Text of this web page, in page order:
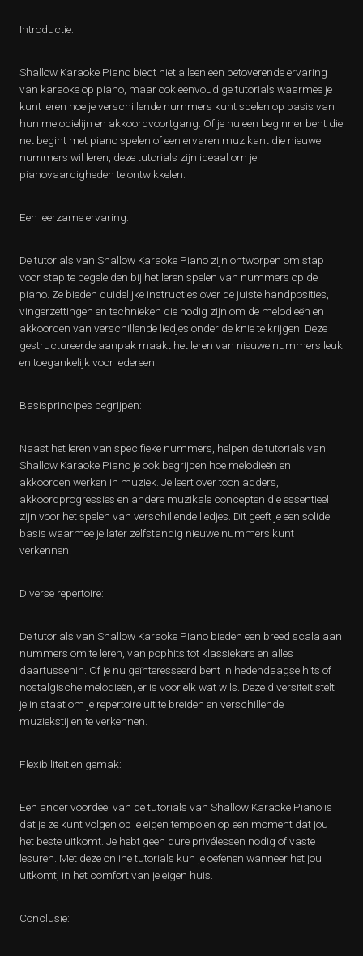
Introductie:
Shallow Karaoke Piano biedt niet alleen een betoverende ervaring
van karaoke op piano, maar ook eenvoudige tutorials waarmee je
kunt leren hoe je verschillende nummers kunt spelen op basis van
hun melodielijn en akkoordvoortgang. Of je nu een beginner bent die
net begint met piano spelen of een ervaren muzikant die nieuwe
nummers wil leren, deze tutorials zijn ideaal om je
pianovaardigheden te ontwikkelen.
Een leerzame ervaring:
De tutorials van Shallow Karaoke Piano zijn ontworpen om stap
voor stap te begeleiden bij het leren spelen van nummers op de
piano. Ze bieden duidelijke instructies over de juiste handposities,
vingerzettingen en technieken die nodig zijn om de melodieën en
akkoorden van verschillende liedjes onder de knie te krijgen. Deze
gestructureerde aanpak maakt het leren van nieuwe nummers leuk
en toegankelijk voor iedereen.
Basisprincipes begrijpen:
Naast het leren van specifieke nummers, helpen de tutorials van
Shallow Karaoke Piano je ook begrijpen hoe melodieën en
akkoorden werken in muziek. Je leert over toonladders,
akkoordprogressies en andere muzikale concepten die essentieel
zijn voor het spelen van verschillende liedjes. Dit geeft je een solide
basis waarmee je later zelfstandig nieuwe nummers kunt
verkennen.
Diverse repertoire:
De tutorials van Shallow Karaoke Piano bieden een breed scala aan
nummers om te leren, van pophits tot klassiekers en alles
daartussenin. Of je nu geïnteresseerd bent in hedendaagse hits of
nostalgische melodieën, er is voor elk wat wils. Deze diversiteit stelt
je in staat om je repertoire uit te breiden en verschillende
muziekstijlen te verkennen.
Flexibiliteit en gemak:
Een ander voordeel van de tutorials van Shallow Karaoke Piano is
dat je ze kunt volgen op je eigen tempo en op een moment dat jou
het beste uitkomt. Je hebt geen dure privélessen nodig of vaste
lesuren. Met deze online tutorials kun je oefenen wanneer het jou
uitkomt, in het comfort van je eigen huis.
Conclusie: